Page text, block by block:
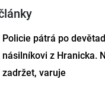
Policie pátrá po
násilníkovi z Hranicka.
zadržet, varuje